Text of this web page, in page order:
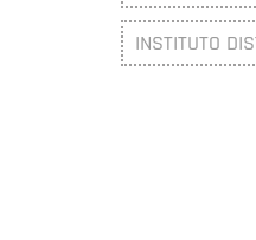
INSTITUTO